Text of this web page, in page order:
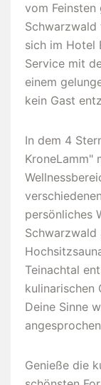
vom Feinsten
Schwarzwald
sich im Hotel
Service mit
einem
kein Gast
In dem 4
KroneLamm"
persönliches
Teinachtal
kulinarischen
Deine Sinne
Genieße die